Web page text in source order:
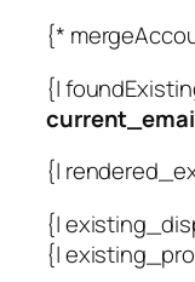
{*
{|
{|
{|
{|